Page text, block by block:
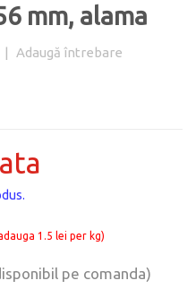
mm, alama
| Adaugă întrebare
1.5 lei per kg)
pe comanda)